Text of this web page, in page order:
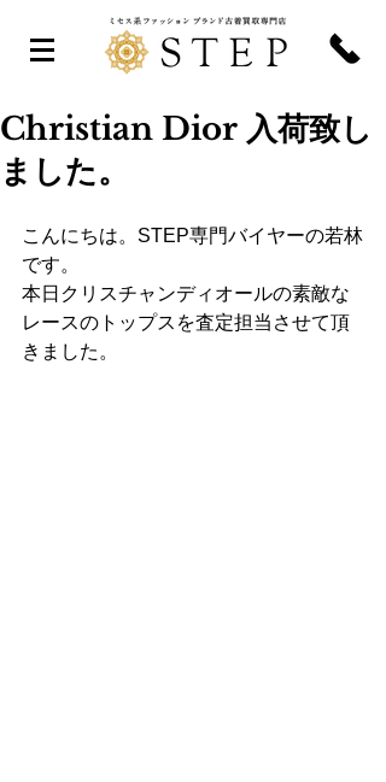
Christian Dior 入荷致し
ました。
こんにちは。STEP専門バイヤーの若林
です。
本日クリスチャンディオールの素敵な
レースのトップスを査定担当させて頂
きました。